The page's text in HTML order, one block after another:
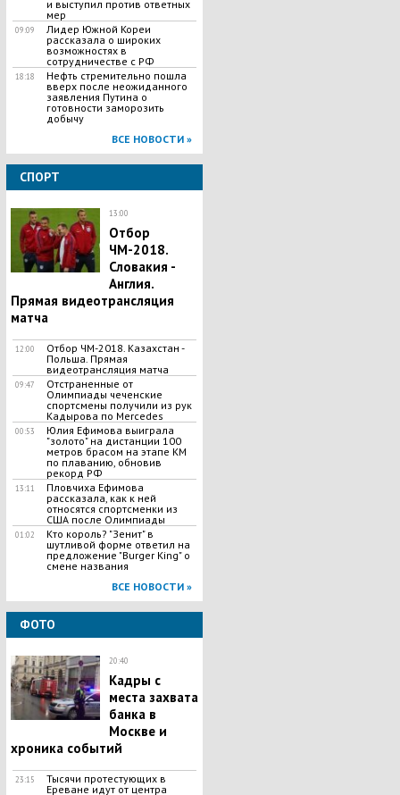
и выступил против ответных
мер
09:09
Лидер Южной Кореи
рассказала о широких
возможностях в
сотрудничестве с РФ
18:18
Нефть стремительно пошла
вверх после неожиданного
заявления Путина о
готовности заморозить
добычу
ВСЕ НОВОСТИ »
СПОРТ
13:00
Отбор
ЧМ-2018.
Словакия -
Англия.
Прямая видеотрансляция
матча
12:00
Отбор ЧМ-2018. Казахстан -
Польша. Прямая
видеотрансляция матча
09:47
Отстраненные от
Олимпиады чеченские
спортсмены получили из рук
Кадырова по Mercedes
00:53
Юлия Ефимова выиграла
"золото" на дистанции 100
метров брасом на этапе КМ
по плаванию, обновив
рекорд РФ
13:11
Пловчиха Ефимова
рассказала, как к ней
относятся спортсменки из
США после Олимпиады
01:02
Кто король? "Зенит" в
шутливой форме ответил на
предложение "Burger King" о
смене названия
ВСЕ НОВОСТИ »
ФОТО
20:40
Кадры с
места захвата
банка в
Москве и
хроника событий
23:15
Тысячи протестующих в
Ереване идут от центра